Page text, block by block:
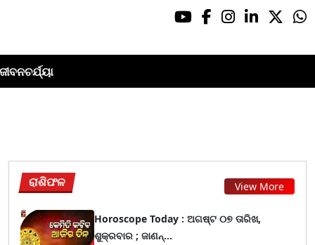
ରାଶିଫଳ View More
Horoscope Today : ଅଗଷ୍ଟ ୦୭ ତାରିଖ,
ଶୁକ୍ରବାର ; ଜାଣନ୍...